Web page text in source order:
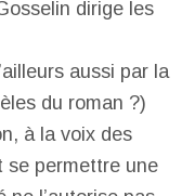
dirige les
aussi par la
du roman ?)
à la voix des
se permettre une